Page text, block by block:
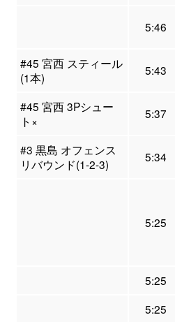
5:46
#45 宮西 スティール
(1本)
5:43
#45 宮西 3Pシュー
ト×
5:37
#3 黒島 オフェンス
リバウンド(1-2-3)
5:34
5:25
5:25
5:25